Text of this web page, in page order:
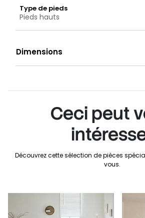
Type de pieds
Pieds hauts
Dimensions
Ceci peut
Découvrez cette sélection de pièces
vous.